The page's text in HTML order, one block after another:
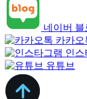
네이버 블
카카오
인스
유튜브